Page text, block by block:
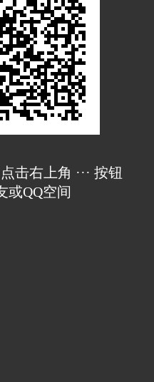
击右上角 ··· 按钮
或QQ空间